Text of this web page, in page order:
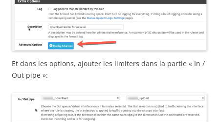
Et dans les options, ajouter les limiters dans la partie « In /
Out pipe »: